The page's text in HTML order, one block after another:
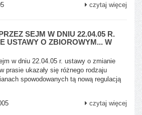
czytaj więcej
SEJM W DNIU 22.04.05 R.
USTAWY O ZBIOROWYM... W
w dniu 22.04.05 r. ustawy o zmianie
prasie ukazały się różnego rodzaju
spowodowanych tą nową regulacją
czytaj więcej